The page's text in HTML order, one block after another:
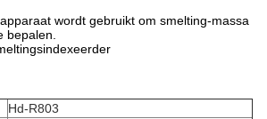
wordt gebruikt om smelting-massa
bepalen.
Hd-R803